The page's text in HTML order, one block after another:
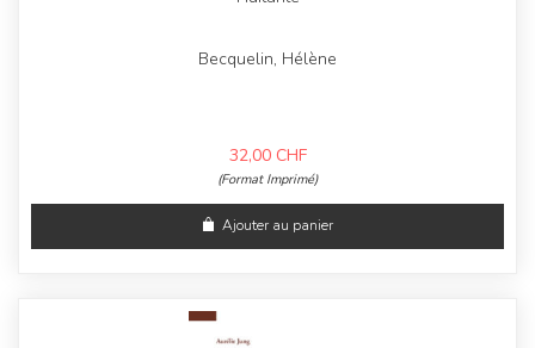
Becquelin, Hélène
32,00 CHF
(Format Imprimé)
Ajouter au panier